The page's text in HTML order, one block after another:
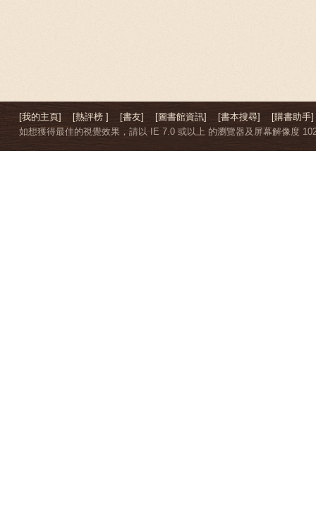
[我的主頁] [熱評榜 ] [書友] [圖書館資訊] [書本搜尋]
[購書助手]
如想獲得最佳的視覺效果，請以 IE 7.0 或以上 的瀏覽器及屏幕解像度